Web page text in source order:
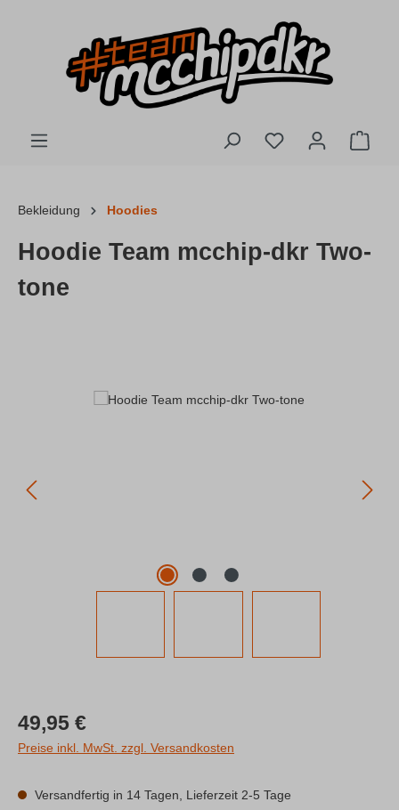
Du hast 0
Bekleidung Hoodies
Hoodie Team mcchip-dkr Two-
tone
Regulärer Preis:
49,95 €
Preise inkl. MwSt. zzgl. Versandkosten
Versandfertig in 14 Tagen, Lieferzeit 2-5 Tage